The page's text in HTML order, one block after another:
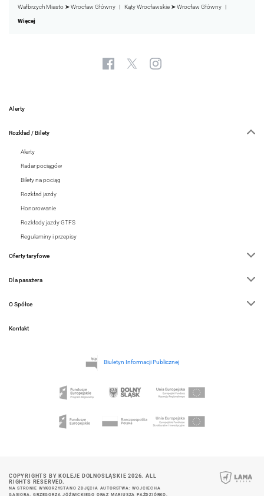
Wałbrzych Miasto ➤ Wrocław Główny Kąty Wrocławskie ➤ Wrocław Główny
Więcej
Alerty
Rozkład / Bilety
Alerty
Radar pociągów
Bilety na pociąg
Rozkład jazdy
Honorowanie
Rozkłady jazdy GTFS
Regulaminy i przepisy
Oferty taryfowe
Dla pasażera
O Spółce
Kontakt
Biuletyn Informacji Publicznej
COPYRIGHTS BY KOLEJE DOLNOSLĄSKIE 2026. ALL
RIGHTS RESERVED.
NA STRONIE WYKORZYSTANO ZDJĘCIA AUTORSTWA: WOJCIECHA
GĄSIORA, GRZEGORZA JÓŹWICKIEGO ORAZ MARIUSZA PAŹDZIÓRKO.